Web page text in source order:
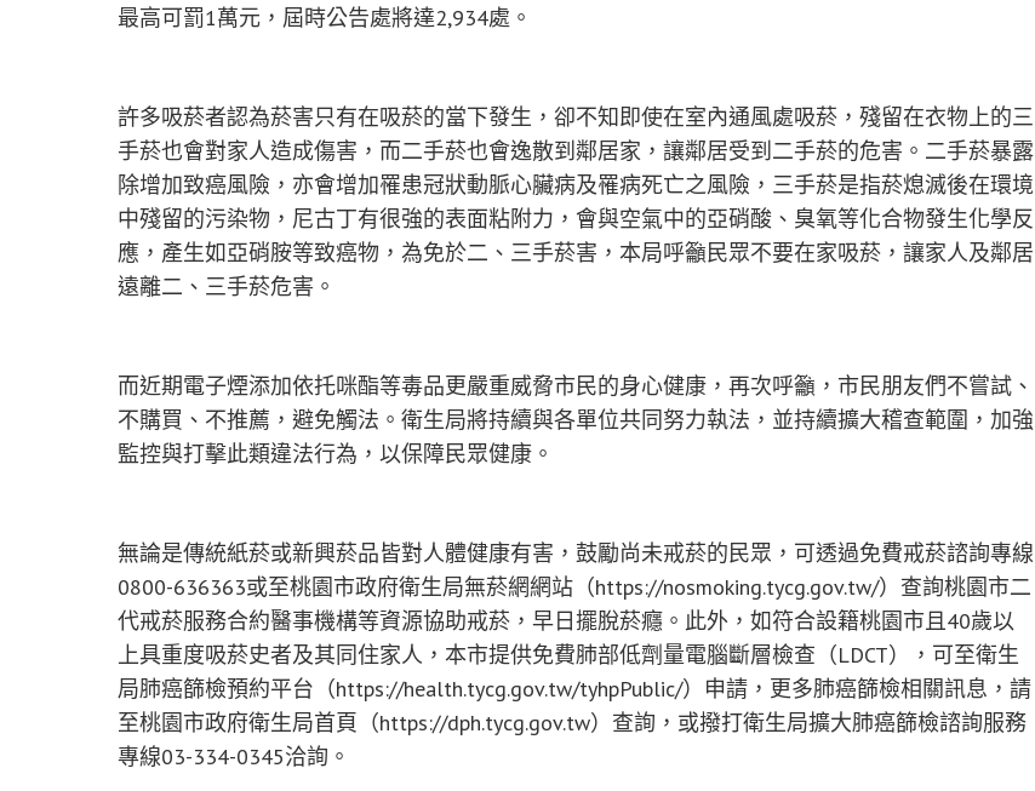
最高可罰1萬元，屆時公告處將達2,934處。
許多吸菸者認為菸害只有在吸菸的當下發生，卻不知即使在室內通風處吸菸，殘留在衣物上的三
手菸也會對家人造成傷害，而二手菸也會逸散到鄰居家，讓鄰居受到二手菸的危害。二手菸暴露
除增加致癌風險，亦會增加罹患冠狀動脈心臟病及罹病死亡之風險，三手菸是指菸熄滅後在環境
中殘留的污染物，尼古丁有很強的表面粘附力，會與空氣中的亞硝酸、臭氧等化合物發生化學反
應，產生如亞硝胺等致癌物，為免於二、三手菸害，本局呼籲民眾不要在家吸菸，讓家人及鄰居
遠離二、三手菸危害。
而近期電子煙添加依托咪酯等毒品更嚴重威脅市民的身心健康，再次呼籲，市民朋友們不嘗試、
不購買、不推薦，避免觸法。衛生局將持續與各單位共同努力執法，並持續擴大稽查範圍，加強
監控與打擊此類違法行為，以保障民眾健康。
無論是傳統紙菸或新興菸品皆對人體健康有害，鼓勵尚未戒菸的民眾，可透過免費戒菸諮詢專線
0800-636363或至桃園市政府衛生局無菸網網站（https://nosmoking.tycg.gov.tw/）查詢桃園市二
代戒菸服務合約醫事機構等資源協助戒菸，早日擺脫菸癮。此外，如符合設籍桃園市且40歲以
上具重度吸菸史者及其同住家人，本市提供免費肺部低劑量電腦斷層檢查（LDCT），可至衛生
局肺癌篩檢預約平台（https://health.tycg.gov.tw/tyhpPublic/）申請，更多肺癌篩檢相關訊息，請
至桃園市政府衛生局首頁（https://dph.tycg.gov.tw）查詢，或撥打衛生局擴大肺癌篩檢諮詢服務
專線03-334-0345洽詢。